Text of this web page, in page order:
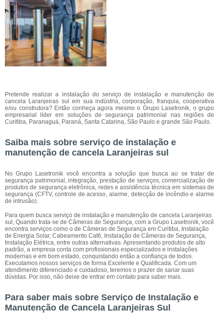
Pretende realizar a instalação do serviço de instalação e manutenção de
cancela Laranjeiras sul em sua indústria, corporação, franquia, cooperativa
e/ou construtora? Então conheça agora mesmo o Grupo Lasetronik, o grupo
empresarial líder em soluções de segurança patrimonial nas regiões de
Curitiba, Paranaguá, Paraná, Santa Catarina, São Paulo e grande São Paulo.
Saiba mais sobre serviço de instalação e
manutenção de cancela Laranjeiras sul
No Grupo Lasetronik você encontra a solução que busca ao se tratar de
segurança patrimonial, integração, prestação de serviços, comercialização de
produtos de segurança eletrônica, redes e assistência técnica em sistemas de
segurança (CFTV, controle de acesso, alarme, detecção de incêndio e alarme
de intrusão).
Para quem busca serviço de instalação e manutenção de cancela Laranjeiras
sul, Quando trata-se de Câmeras de Segurança, com a Grupo Lasetronik, você
encontra serviços como o de Câmeras de Segurança em Curitiba, Instalação
de Energia Solar, Cabeamento Cat6, Instalação de Câmeras de Segurança,
Instalação Elétrica, entre outras alternativas. Apresentando produtos de alto
padrão, a empresa conta com profissionais especializados e instalações
modernas e em bom estado, conquistando então a confiança de todos.
Executamos nossos serviços de forma Excelente e Qualificada. Com um
atendimento diferenciado e cuidadoso, teremos o prazer de sanar suas
dúvidas. Por isso, não deixe de entrar em contato para saber mais.
Para saber mais sobre Serviço de Instalação e
Manutenção de Cancela Laranjeiras Sul